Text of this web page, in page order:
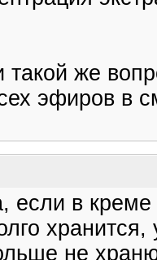
такой же
эфиров в
если в
не